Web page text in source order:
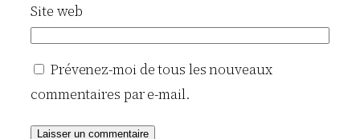
Site web
Prévenez-moi de tous les nouveaux
commentaires par e-mail.